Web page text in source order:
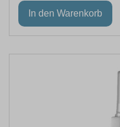
LÄNGE (CM)